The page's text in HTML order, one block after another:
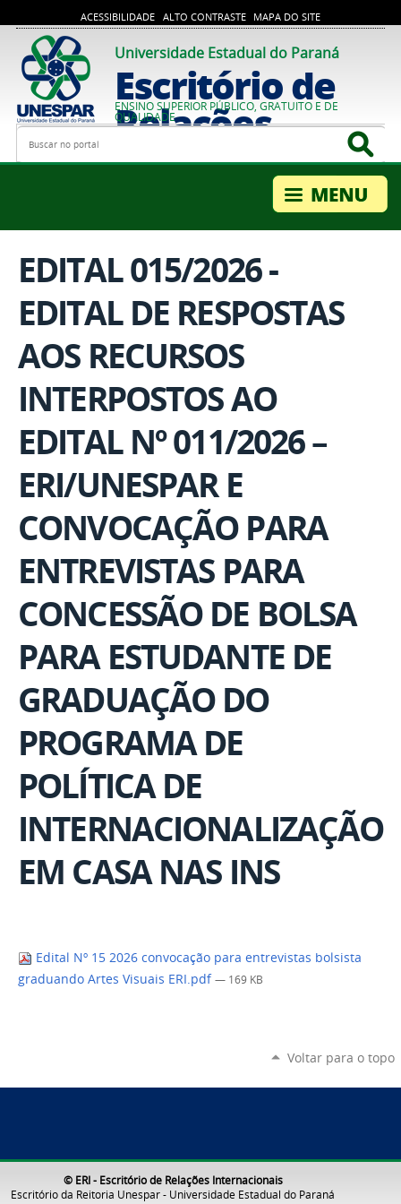
ACESSIBILIDADE ALTO CONTRASTE MAPA DO SITE
Universidade Estadual do Paraná
Escritório de
Relações
Internacionais
ENSINO SUPERIOR PÚBLICO, GRATUITO E DE
QUALIDADE
Busca
EDITAL 015/2026 -
EDITAL DE RESPOSTAS
AOS RECURSOS
INTERPOSTOS AO
EDITAL Nº 011/2026 –
ERI/UNESPAR E
CONVOCAÇÃO PARA
ENTREVISTAS PARA
CONCESSÃO DE BOLSA
PARA ESTUDANTE DE
GRADUAÇÃO DO
PROGRAMA DE
POLÍTICA DE
INTERNACIONALIZAÇÃO
EM CASA NAS INS
Edital Nº 15 2026 convocação para entrevistas bolsista
graduando Artes Visuais ERI.pdf — 169 KB
Voltar para o topo
© ERI - Escritório de Relações Internacionais
Escritório da Reitoria Unespar - Universidade Estadual do Paraná